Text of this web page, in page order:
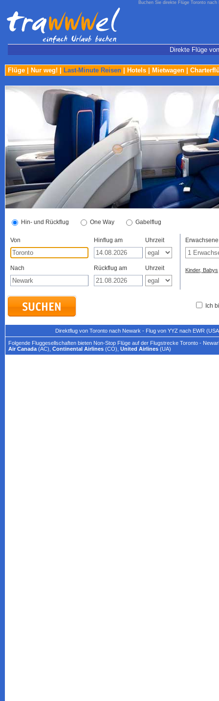
Buchen Sie direkte Flüge Toronto
Direkte Flüge
Flüge Nur weg! Last-Minute Reisen Hotels Mietwagen
Hin- und Rückflug One Way Gabelflug
Von Hinflug am Uhrzeit
Nach Rückflug am Uhrzeit
Erwachsene
Kinder, Babys
Ich
Direktflug von Toronto nach Newark - Flug von YYZ nach EWR
Folgende Fluggesellschaften bieten Non-Stop Flüge auf der Flugstrecke Toronto -
Air Canada (AC), Continental Airlines (CO), United Airlines (UA)